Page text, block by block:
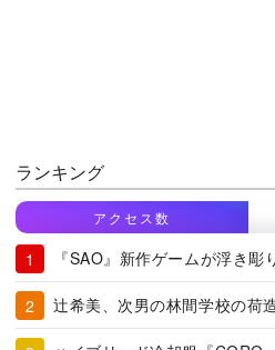
ランキング
アクセス数
『SAO』新作ゲームが浮き彫
辻希美、次男の林間学校の荷